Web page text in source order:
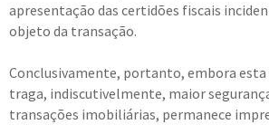
apresentação das certidões fiscais
objeto da transação.
Conclusivamente, portanto, embora
traga, indiscutivelmente, maior
transações imobiliárias, permanece